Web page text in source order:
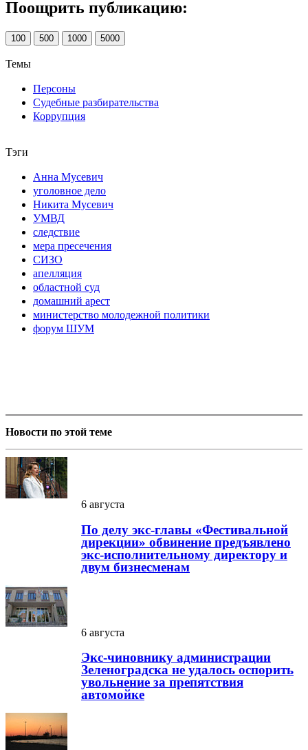
Поощрить публикацию:
100 500 1000 5000
Темы
Персоны
Судебные разбирательства
Коррупция
Тэги
Анна Мусевич
уголовное дело
Никита Мусевич
УМВД
следствие
мера пресечения
СИЗО
апелляция
областной суд
домашний арест
министерство молодежной политики
форум ШУМ
Новости по этой теме
6 августа
По делу экс-главы «Фестивальной
дирекции» обвинение предъявлено
экс-исполнительному директору и
двум бизнесменам
6 августа
Экс-чиновнику администрации
Зеленоградска не удалось оспорить
увольнение за препятствия
автомойке